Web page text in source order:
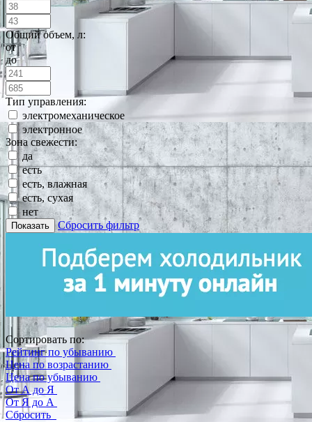
Общий объем, л:
от
до
Тип управления:
электромеханическое
электронное
Зона свежести:
да
есть
есть, влажная
есть, сухая
нет
Показать Сбросить фильтр
Сортировать по:
Рейтинг по убыванию
Цена по возрастанию
Цена по убыванию
От А до Я
От Я до А
Сбросить